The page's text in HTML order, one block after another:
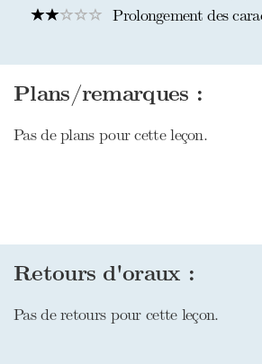
Prolongement des
Plans/remarques :
Pas de plans pour cette leçon.
Retours d'oraux :
Pas de retours pour cette leçon.